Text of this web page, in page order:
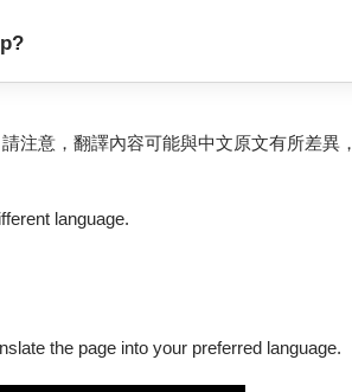
注意，翻譯內容可能與中文原文有所差異，
language.
the page into your preferred language.
風演奏文憑;而後再入北德州大學
士理論、爵士編曲、爵士大樂團指
）音樂總監及指揮。
參與新銳音樂會暨仲夏爵士悠遊音